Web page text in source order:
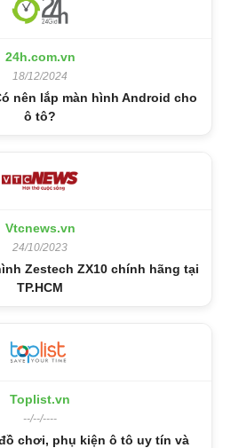
24h.com.vn
18/12/2024
nên lắp màn hình Android cho
ô tô?
Vtcnews.vn
24/10/2023
Zestech ZX10 chính hãng tại
TP.HCM
Toplist.vn
--/--/----
chơi, phụ kiện ô tô uy tín và